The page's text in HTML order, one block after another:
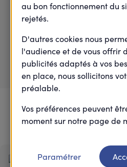
chateauroux 295
Ses thématiques favorites
Environnement
À venir 2 En cours
au bon fonctionnement du
rejetés.
D'autres cookies nous
l'audience et de vous offrir
publicités adaptés à vos
en place, nous sollicitons
préalable.
Vos préférences peuvent
moment sur notre page de
Paramétrer